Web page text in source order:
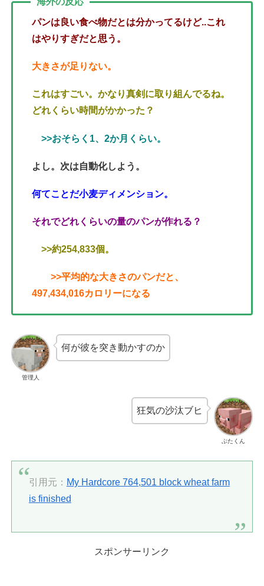
パンは良い食べ物だとは分かってるけど..これ
はやりすぎだと思う。
大きさが足りない。
これはすごい。かなり真剣に取り組んでるね。
どれくらい時間がかかった？
>>おそらく1、2か月くらい。
よし。次は自動化しよう。
何てことだ小麦ディメンション。
それでどれくらいの量のパンが作れる？
>>約254,833個。
>>平均的な大きさのパンだと、
497,434,016カロリーになる
管理人
何が彼を突き動かすのか
ぶたくん
狂気の沙汰ブヒ
引用元： My Hardcore 764,501 block wheat farm
is finished
スポンサーリンク